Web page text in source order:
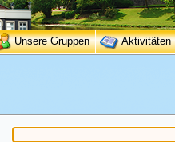
Unsere Gruppen Aktivitäten